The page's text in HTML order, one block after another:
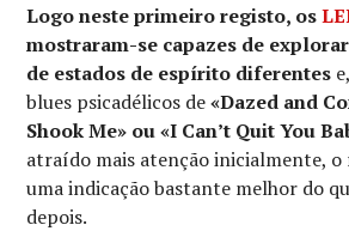
Logo neste primeiro registo, os
mostraram-se capazes de
de estados de espírito diferentes
blues psicadélicos de«Dazed and
Shook Me» ou «I Can’t Quit You
atraído mais atenção inicialmente, o
uma indicação bastante melhor do
depois.